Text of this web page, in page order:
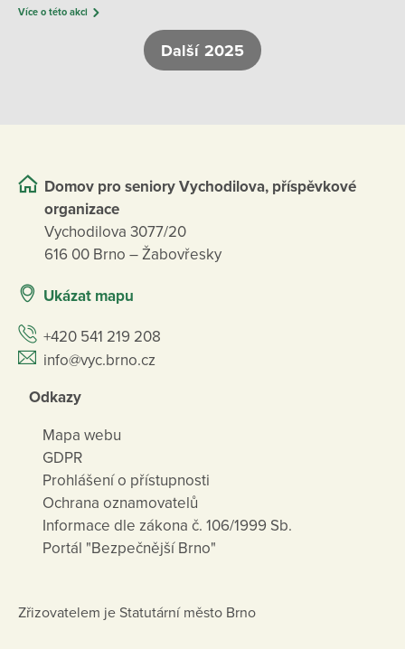
Více o této akci
Další 2025
Domov pro seniory Vychodilova, příspěvkové
organizace
Vychodilova 3077/20
616 00 Brno – Žabovřesky
Ukázat mapu
+420 541 219 208
info@vyc.brno.cz
Odkazy
Mapa webu
GDPR
Prohlášení o přístupnosti
Ochrana oznamovatelů
Informace dle zákona č. 106/1999 Sb.
Portál "Bezpečnější Brno"
Zřizovatelem je Statutární město Brno